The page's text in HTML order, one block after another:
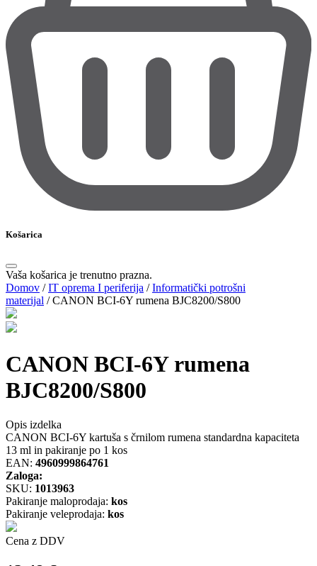
Košarica
Vaša košarica je trenutno prazna.
Domov /IT oprema I periferija /Informatički potrošni
materijal /CANON BCI-6Y rumena BJC8200/S800
CANON BCI-6Y rumena
BJC8200/S800
Opis izdelka
CANON BCI-6Y kartuša s črnilom rumena standardna kapaciteta
13 ml in pakiranje po 1 kos
EAN: 4960999864761
Zaloga:
SKU: 1013963
Pakiranje maloprodaja: kos
Pakiranje veleprodaja: kos
Cena z DDV